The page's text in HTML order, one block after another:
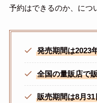
予約はできるのか、につ
発売期間は2023
全国の量販店で
販売期間は8月